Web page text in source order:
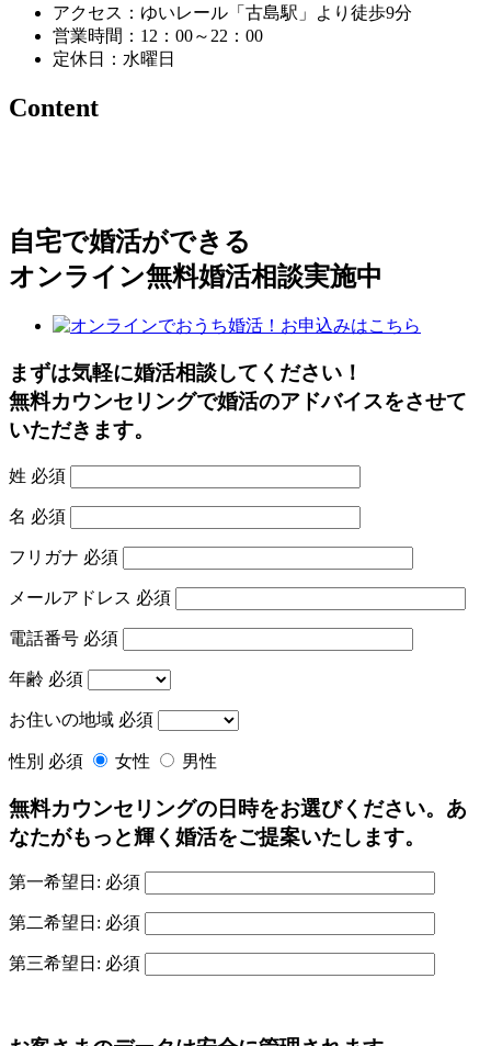
アクセス：ゆいレール「古島駅」より徒歩9分
営業時間：12：00～22：00
定休日：水曜日
Content
自宅で婚活ができる
オンライン無料婚活相談実施中
まずは気軽に婚活相談してください！
無料カウンセリングで婚活のアドバイスをさせて
いただきます。
姓 必須
名 必須
フリガナ 必須
メールアドレス 必須
電話番号 必須
年齢 必須
お住いの地域 必須
性別 必須 女性 男性
無料カウンセリングの日時をお選びください。あ
なたがもっと輝く婚活をご提案いたします。
第一希望日: 必須
第二希望日: 必須
第三希望日: 必須